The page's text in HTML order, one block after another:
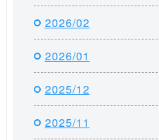
2026/02
2026/01
2025/12
2025/11